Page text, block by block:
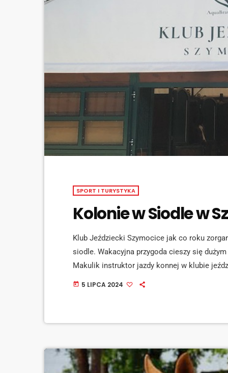
SPORT I TURYSTYKA
Kolonie w Siodle w
Klub Jeździecki Szymocice jak co roku
siodle. Wakacyjna przygoda cieszy się
Makulik instruktor jazdy konnej w klubie
jak podoba się przygoda w siodle?
today 5 LIPCA 2024